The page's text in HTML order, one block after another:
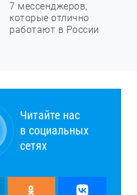
7 мессенджеров,
которые отлично
работают в России
Читайте нас
в социальных
сетях